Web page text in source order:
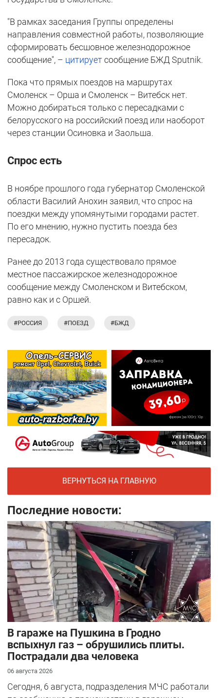
"В рамках заседания Группы определены
направления совместной работы, позволяющие
сформировать бесшовное железнодорожное
сообщение", – цитируетсообщение БЖД Sputnik.
Пока что прямых поездов на маршрутах
Смоленск – Орша и Смоленск – Витебск нет.
Можно добираться только с пересадками с
белорусского на российский поезд или наоборот
через станции Осиновка и Заольша.
Спрос есть
В ноябре прошлого года губернатор Смоленской
области Василий Анохин заявил, что спрос на
поездки между упомянутыми городами растет.
По его мнению, нужно пустить поезда без
пересадок.
Ранее до 2013 года существовало прямое
местное пассажирское железнодорожное
сообщение между Смоленском и Витебском,
равно как и с Оршей.
#РОССИЯ #ПОЕЗД #БЖД
ВЕРНУТЬСЯ НА ГЛАВНУЮ
Последние новости:
В гараже на Пушкина в Гродно
вспыхнул газ – обрушились плиты.
Пострадали два человека
06 августа 2026
Сегодня, 6 августа, подразделения МЧС работали